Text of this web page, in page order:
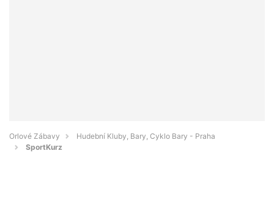
Orlové Zábavy
Hudební Kluby, Bary, Cyklo Bary - Praha
SportKurz